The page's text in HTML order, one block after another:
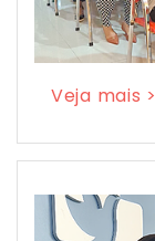
Veja mais >